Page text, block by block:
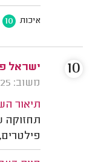
איכות 10
ישראל
משוב: 06/04/2025
תיאור
תחזוקה
10